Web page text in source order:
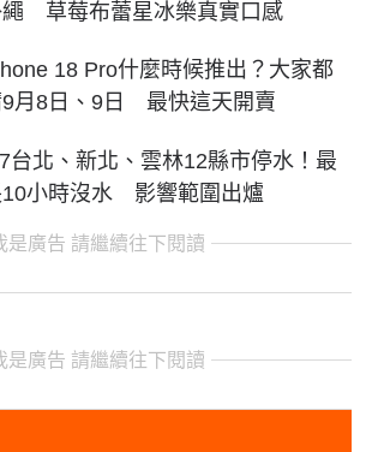
草莓布蕾星冰樂真實口感
18 Pro什麼時候推出？大家都
月8日、9日 最快這天開賣
台北、新北、雲林12縣市停水！最
10小時沒水 影響範圍出爐
是廣告 請繼續往下閱讀
是廣告 請繼續往下閱讀